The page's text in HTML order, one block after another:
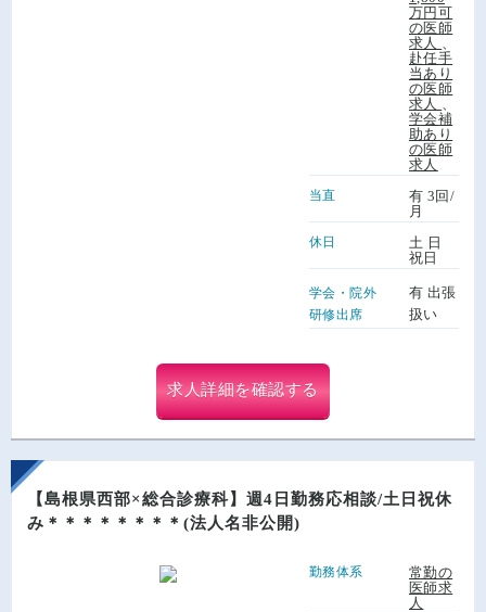
万円可
の医師
求人
赴任手
当あり
の医師
求人
学会補
助あり
の医師
求人
当直
有 3回/
月
休日
土 日
祝日
学会・院外
研修出席
有 出張
扱い
求人詳細を確認する
【島根県西部×総合診療科】週4日勤務応相談/土日祝休
み＊＊＊＊＊＊＊＊(法人名非公開)
勤務体系
常勤の
医師求
人